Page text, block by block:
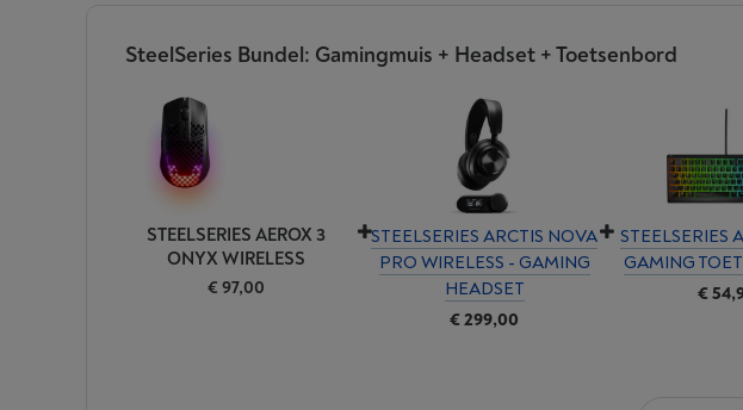
SteelSeries Bundel: Gamingmuis + Headset + Toetsenbord
STEELSERIES AEROX 3
ONYX WIRELESS
€ 97,00
STEELSERIES ARCTIS NOVA
PRO WIRELESS - GAMING
HEADSET
€ 299,00
STEELSERIES
GAMING
€